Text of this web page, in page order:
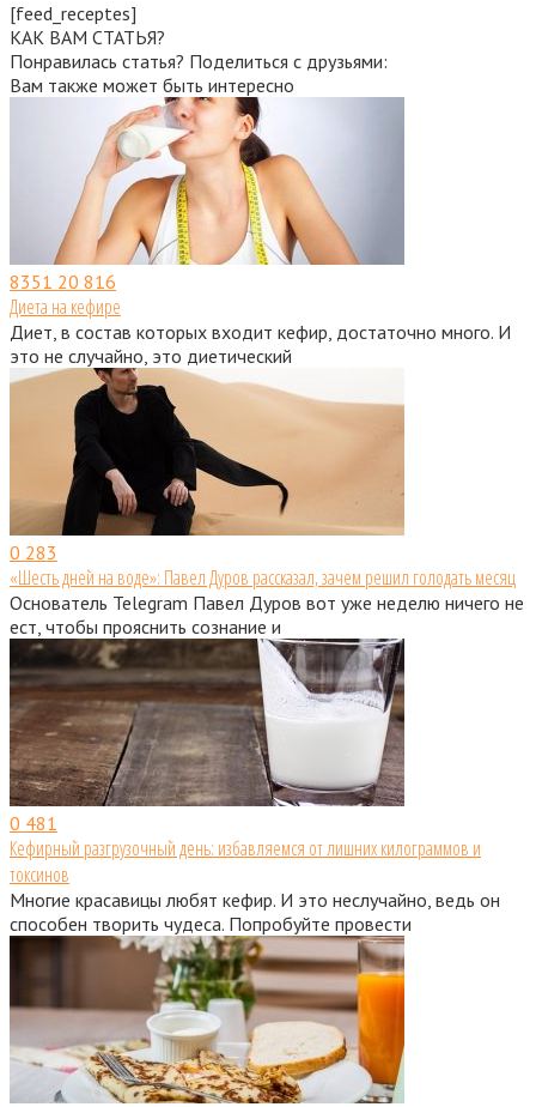
[feed_receptes]
КАК ВАМ СТАТЬЯ?
Понравилась статья? Поделиться с друзьями:
Вам также может быть интересно
8351 20 816
Диета на кефире
Диет, в состав которых входит кефир, достаточно много. И
это не случайно, это диетический
0 283
«Шесть дней на воде»: Павел Дуров рассказал, зачем решил голодать месяц
Основатель Telegram Павел Дуров вот уже неделю ничего не
ест, чтобы прояснить сознание и
0 481
Кефирный разгрузочный день: избавляемся от лишних килограммов и
токсинов
Многие красавицы любят кефир. И это неслучайно, ведь он
способен творить чудеса. Попробуйте провести